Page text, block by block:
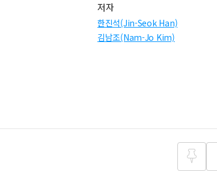
저자
한진석(Jin-Seok Han)
김남조(Nam-Jo Kim)